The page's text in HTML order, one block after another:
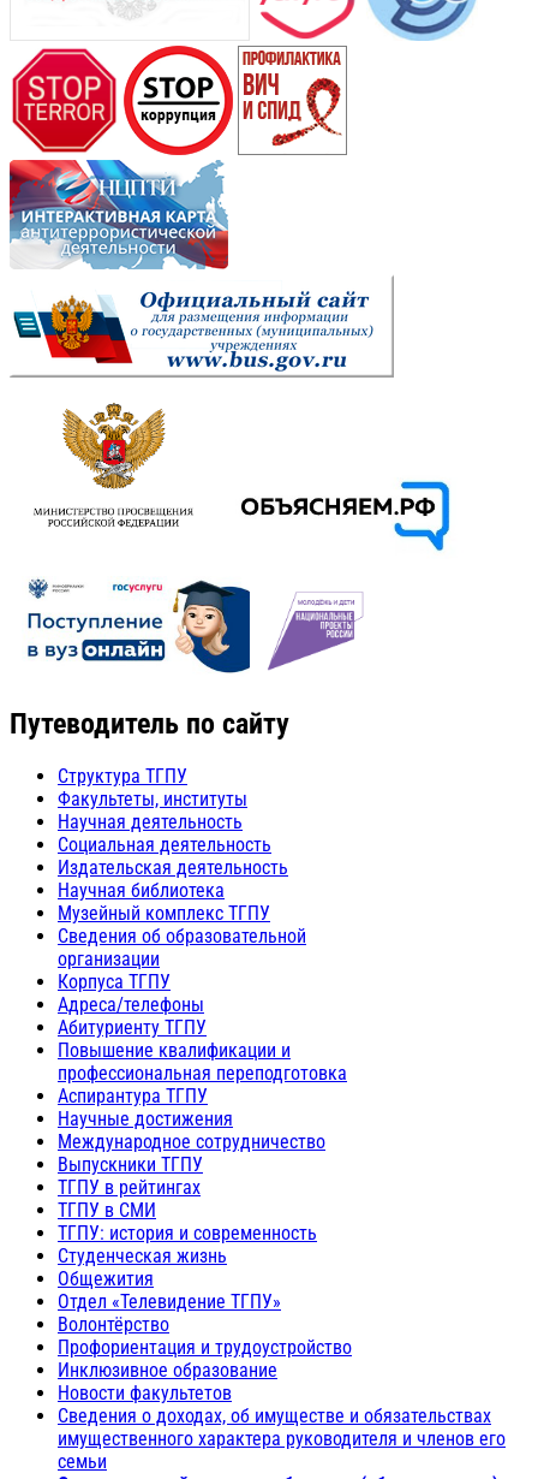
Путеводитель по сайту
Структура ТГПУ
Факультеты, институты
Научная деятельность
Социальная деятельность
Издательская деятельность
Научная библиотека
Музейный комплекс ТГПУ
Сведения об образовательной
организации
Корпуса ТГПУ
Адреса/телефоны
Абитуриенту ТГПУ
Повышение квалификации и
профессиональная переподготовка
Аспирантура ТГПУ
Научные достижения
Международное сотрудничество
Выпускники ТГПУ
ТГПУ в рейтингах
ТГПУ в СМИ
ТГПУ: история и современность
Студенческая жизнь
Общежития
Отдел «Телевидение ТГПУ»
Волонтёрство
Профориентация и трудоустройство
Инклюзивное образование
Новости факультетов
Сведения о доходах, об имуществе и обязательствах
имущественного характера руководителя и членов его
семьи